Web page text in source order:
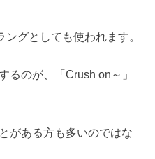
ングとしても使われます。
るのが、「Crush on～」
がある方も多いのではな